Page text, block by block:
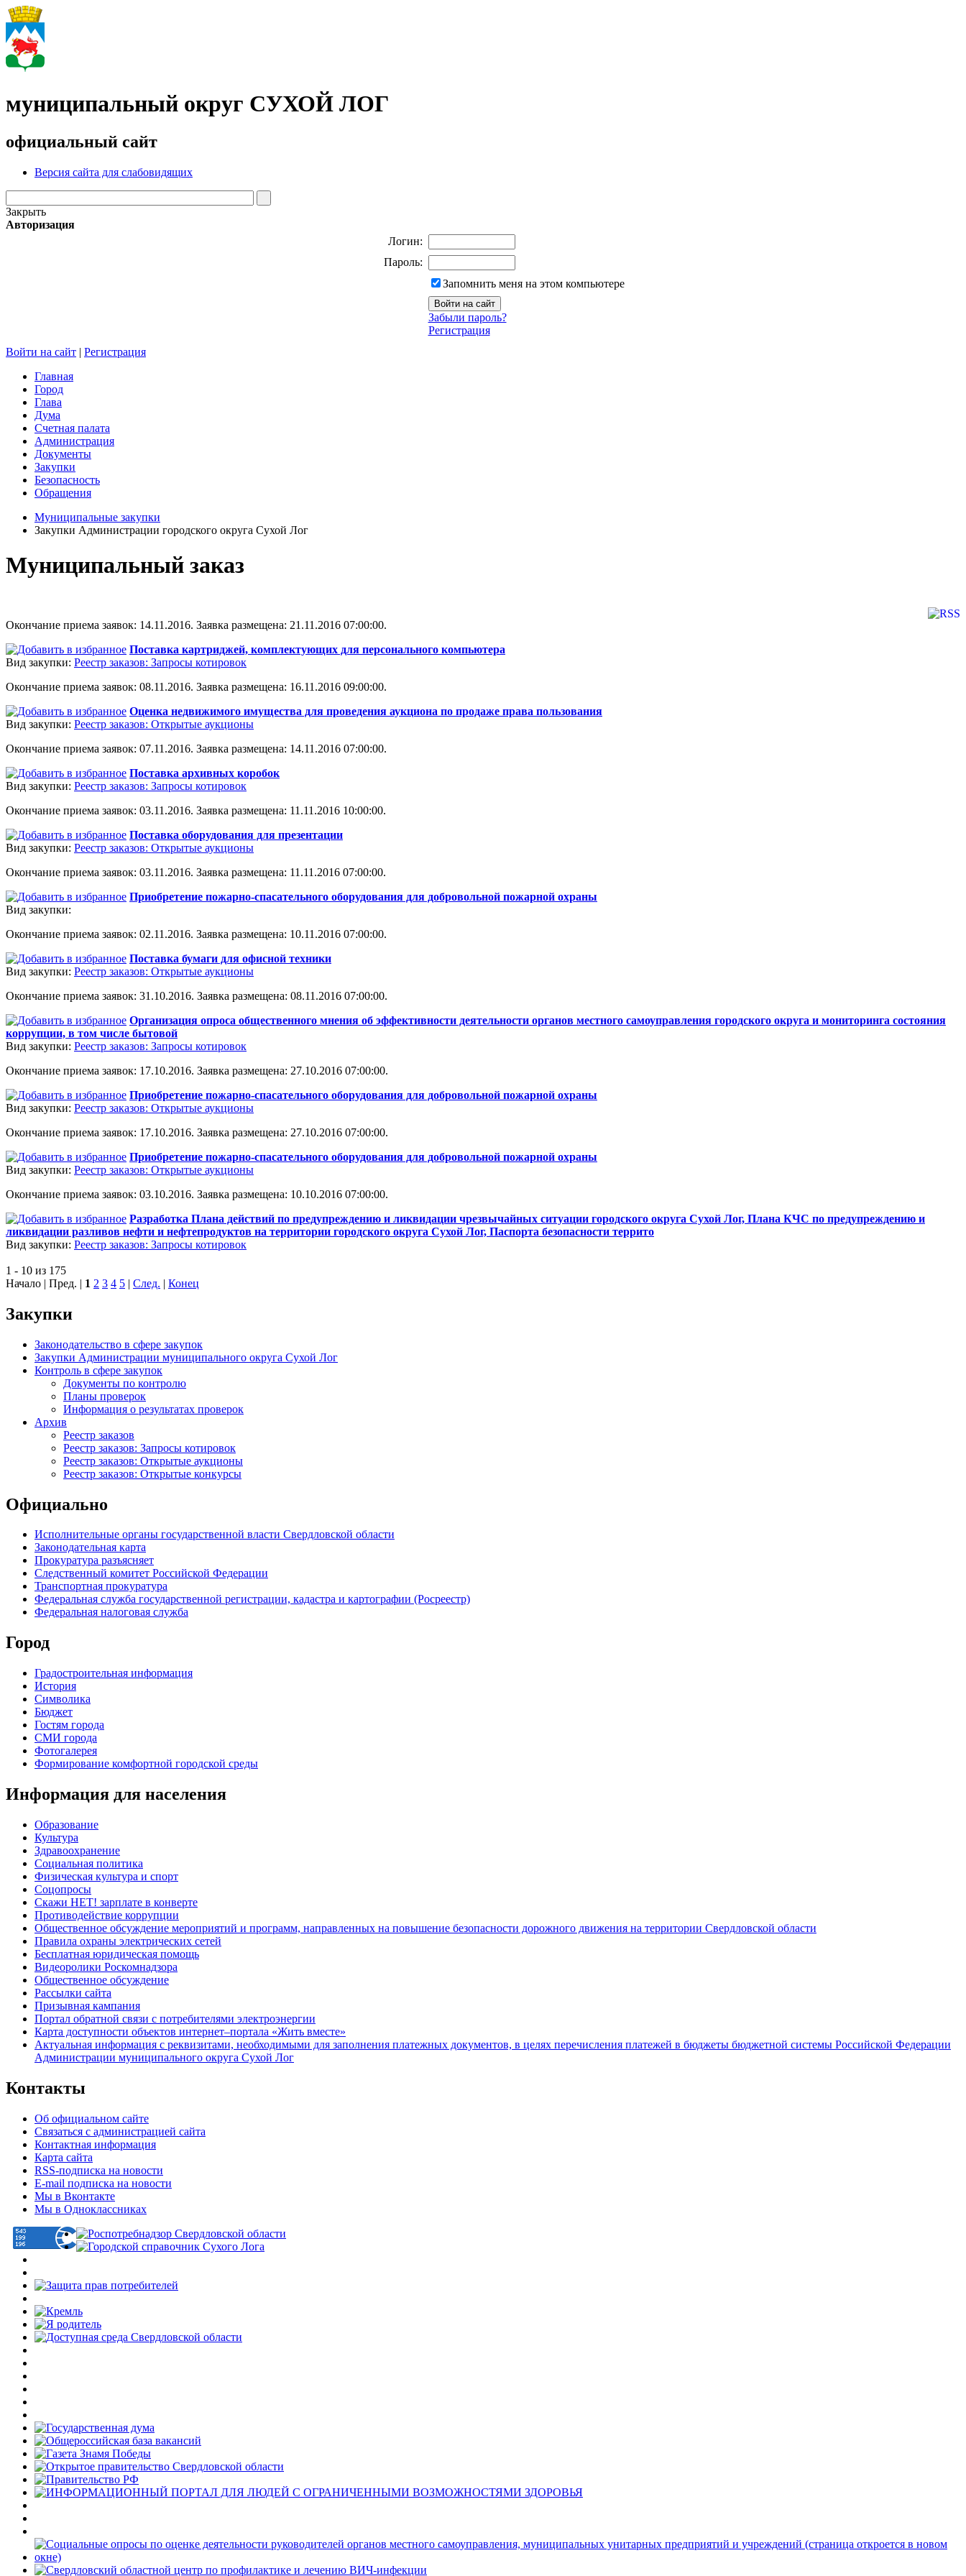
муниципальный округ СУХОЙ ЛОГ
официальный сайт
Версия сайта для слабовидящих
Закрыть
Авторизация
Логин:
Пароль:
Запомнить меня на этом компьютере
Забыли пароль?
Регистрация
Войти на сайт | Регистрация
Главная
Город
Глава
Дума
Счетная палата
Администрация
Документы
Закупки
Безопасность
Обращения
Муниципальные закупки
Закупки Администрации городского округа Сухой Лог
Муниципальный заказ
Окончание приема заявок: 14.11.2016. Заявка размещена: 21.11.2016 07:00:00.
Поставка картриджей, комплектующих для персонального компьютера
Вид закупки: Реестр заказов: Запросы котировок
Окончание приема заявок: 08.11.2016. Заявка размещена: 16.11.2016 09:00:00.
Оценка недвижимого имущества для проведения аукциона по продаже права пользования
Вид закупки: Реестр заказов: Открытые аукционы
Окончание приема заявок: 07.11.2016. Заявка размещена: 14.11.2016 07:00:00.
Поставка архивных коробок
Вид закупки: Реестр заказов: Запросы котировок
Окончание приема заявок: 03.11.2016. Заявка размещена: 11.11.2016 10:00:00.
Поставка оборудования для презентации
Вид закупки: Реестр заказов: Открытые аукционы
Окончание приема заявок: 03.11.2016. Заявка размещена: 11.11.2016 07:00:00.
Приобретение пожарно-спасательного оборудования для добровольной пожарной охраны
Вид закупки:
Окончание приема заявок: 02.11.2016. Заявка размещена: 10.11.2016 07:00:00.
Поставка бумаги для офисной техники
Вид закупки: Реестр заказов: Открытые аукционы
Окончание приема заявок: 31.10.2016. Заявка размещена: 08.11.2016 07:00:00.
Организация опроса общественного мнения об эффективности деятельности органов местного самоуправления городского округа и мониторинга состояния
коррупции, в том числе бытовой
Вид закупки: Реестр заказов: Запросы котировок
Окончание приема заявок: 17.10.2016. Заявка размещена: 27.10.2016 07:00:00.
Приобретение пожарно-спасательного оборудования для добровольной пожарной охраны
Вид закупки: Реестр заказов: Открытые аукционы
Окончание приема заявок: 17.10.2016. Заявка размещена: 27.10.2016 07:00:00.
Приобретение пожарно-спасательного оборудования для добровольной пожарной охраны
Вид закупки: Реестр заказов: Открытые аукционы
Окончание приема заявок: 03.10.2016. Заявка размещена: 10.10.2016 07:00:00.
Разработка Плана действий по предупреждению и ликвидации чрезвычайных ситуации городского округа Сухой Лог, Плана КЧС по предупреждению и
ликвидации разливов нефти и нефтепродуктов на территории городского округа Сухой Лог, Паспорта безопасности террито
Вид закупки: Реестр заказов: Запросы котировок
1 - 10 из 175
Начало | Пред. | 1 2 3 4 5 | След. | Конец
Закупки
Законодательство в сфере закупок
Закупки Администрации муниципального округа Сухой Лог
Контроль в сфере закупок
Документы по контролю
Планы проверок
Информация о результатах проверок
Архив
Реестр заказов
Реестр заказов: Запросы котировок
Реестр заказов: Открытые аукционы
Реестр заказов: Открытые конкурсы
Официально
Исполнительные органы государственной власти Свердловской области
Законодательная карта
Прокуратура разъясняет
Следственный комитет Российской Федерации
Транспортная прокуратура
Федеральная служба государственной регистрации, кадастра и картографии (Росреестр)
Федеральная налоговая служба
Город
Градостроительная информация
История
Символика
Бюджет
Гостям города
СМИ города
Фотогалерея
Формирование комфортной городской среды
Информация для населения
Образование
Культура
Здравоохранение
Социальная политика
Физическая культура и спорт
Соцопросы
Скажи НЕТ! зарплате в конверте
Противодействие коррупции
Общественное обсуждение мероприятий и программ, направленных на повышение безопасности дорожного движения на территории Свердловской области
Правила охраны электрических сетей
Бесплатная юридическая помощь
Видеоролики Роскомнадзора
Общественное обсуждение
Рассылки сайта
Призывная кампания
Портал обратной связи с потребителями электроэнергии
Карта доступности объектов интернет–портала «Жить вместе»
Актуальная информация с реквизитами, необходимыми для заполнения платежных документов, в целях перечисления платежей в бюджеты бюджетной системы Российской Федерации
Администрации муниципального округа Сухой Лог
Контакты
Об официальном сайте
Связаться с администрацией сайта
Контактная информация
Карта сайта
RSS-подписка на новости
E-mail подписка на новости
Мы в Вконтакте
Мы в Одноклассниках